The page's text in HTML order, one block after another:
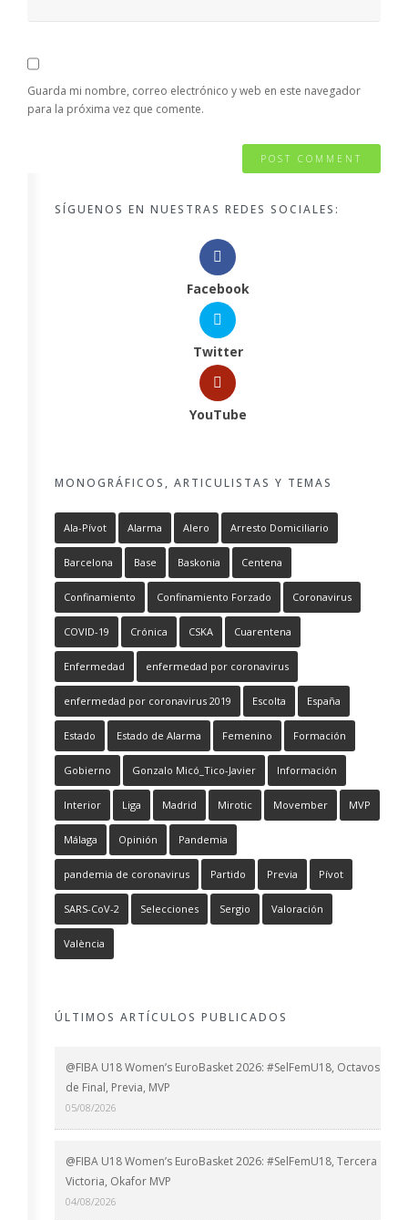
Guarda mi nombre, correo electrónico y web en este navegador
para la próxima vez que comente.
SÍGUENOS EN NUESTRAS REDES SOCIALES:
Facebook
Twitter
YouTube
MONOGRÁFICOS, ARTICULISTAS Y TEMAS
Ala-Pívot Alarma Alero Arresto Domiciliario
Barcelona Base Baskonia Centena
Confinamiento Confinamiento Forzado Coronavirus
COVID-19 Crónica CSKA Cuarentena
Enfermedad enfermedad por coronavirus
enfermedad por coronavirus 2019 Escolta España
Estado Estado de Alarma Femenino Formación
Gobierno Gonzalo Micó_Tico-Javier Información
Interior Liga Madrid Mirotic Movember MVP
Málaga Opinión Pandemia
pandemia de coronavirus Partido Previa Pívot
SARS-CoV-2 Selecciones Sergio Valoración
València
ÚLTIMOS ARTÍCULOS PUBLICADOS
@FIBA U18 Women’s EuroBasket 2026: #SelFemU18, Octavos
de Final, Previa, MVP
05/08/2026
@FIBA U18 Women’s EuroBasket 2026: #SelFemU18, Tercera
Victoria, Okafor MVP
04/08/2026